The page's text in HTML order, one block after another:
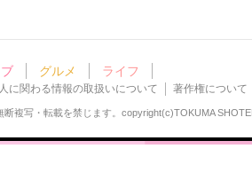
グルメ ライフ
に関わる情報の取扱いについて 著作権について
複写・転載を禁じます。 copyright(c)TOKUMA